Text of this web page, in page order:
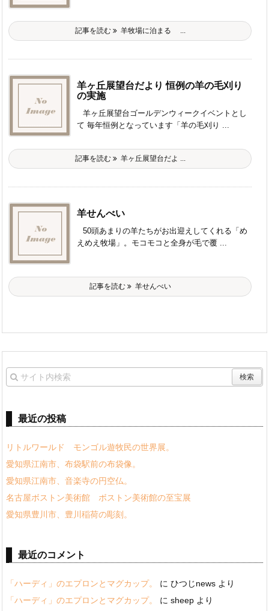
記事を読む 羊牧場に泊まる ...
羊ヶ丘展望台だより 恒例の羊の毛刈り
の実施
羊ヶ丘展望台ゴールデンウィークイベントとし
て 毎年恒例となっています「羊の毛刈り ...
記事を読む 羊ヶ丘展望台だよ ...
羊せんべい
50頭あまりの羊たちがお出迎えしてくれる「め
えめえ牧場」。モコモコと全身が毛で覆 ...
記事を読む 羊せんべい
最近の投稿
リトルワールド モンゴル遊牧民の世界展。
愛知県江南市、布袋駅前の布袋像。
愛知県江南市、音楽寺の円空仏。
名古屋ボストン美術館 ボストン美術館の至宝展
愛知県豊川市、豊川稲荷の彫刻。
最近のコメント
「ハーディ」のエプロンとマグカップ。 に ひつじnews より
「ハーディ」のエプロンとマグカップ。
に sheep より